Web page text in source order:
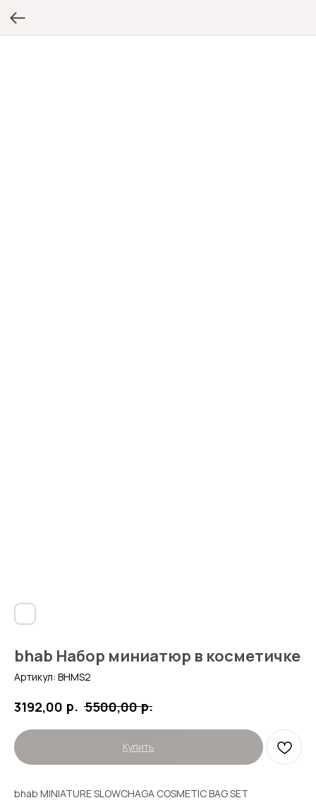
bhab Набор миниатюр в косметичке
Артикул: BHMS2
3192,00 р. 5500,00 р.
Купить
bhab MINIATURE SLOWCHAGA COSMETIC BAG SET